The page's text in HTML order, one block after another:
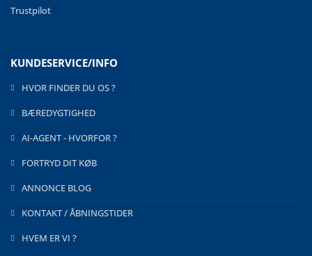
Trustpilot
KUNDESERVICE/INFO
HVOR FINDER DU OS ?
BÆREDYGTIGHED
AI-AGENT - HVORFOR ?
FORTRYD DIT KØB
ANNONCE BLOG
KONTAKT / ÅBNINGSTIDER
HVEM ER VI ?